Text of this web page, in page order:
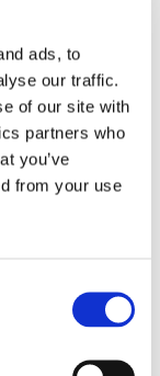
ads, to
our traffic.
of our site with
partners who
you’ve
from your use
sulle
in